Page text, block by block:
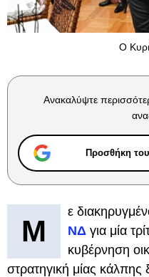
Ο
Ανακαλύψτε
Προσθήκη
Μ
ε
ΝΔ για μία
κυβέρνηση
στρατηγική μίας